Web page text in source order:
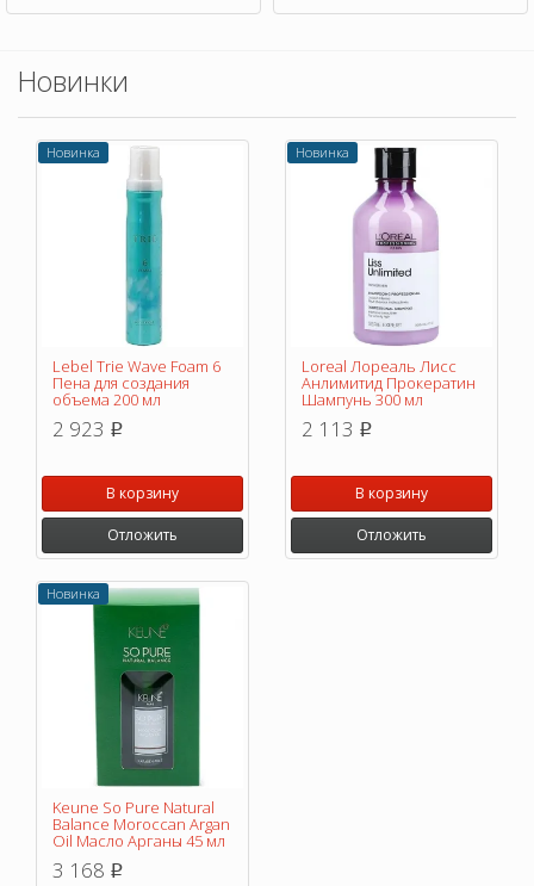
Новинки
Новинка
Lebel Trie Wave Foam 6
Пена для создания
объема 200 мл
2 923 p
В корзину
Отложить
Новинка
Loreal Лореаль Лисс
Анлимитид Прокератин
Шампунь 300 мл
2 113 p
В корзину
Отложить
Новинка
Keune So Pure Natural
Balance Moroccan Argan
Oil Масло Арганы 45 мл
3 168 p